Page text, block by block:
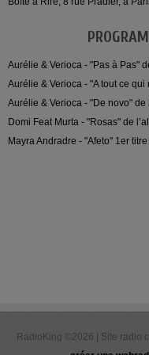
Aurélie & Verioca - "Pas à Pas"
Aurélie & Verioca - "A tout ce
Aurélie & Verioca - "De novo" de
Domi Feat Murta - "Rosas" de
Mayra Andradre - "Afeto" 1er
RadioKing ©2026 | Site radio